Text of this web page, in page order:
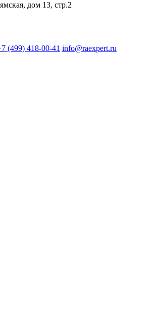
дом 13, стр.2
(499) 418-00-41 info@raexpert.ru